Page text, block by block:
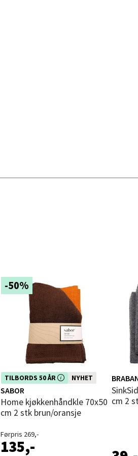
-50%
TILBORDS 50 ÅR
Dette produktet er inkludert i vår
kampanje. Benytt deg av rabatten i
dag!
NYHET
SABOR
Home kjøkkenhåndkle 70x50
cm 2 stk brun/oransje
Førpris 269,-
135,-
SinkSide mikrofiberklut 30x30
cm 2
Langelandsvegen 25,
Molde -
Torget 1, 6413 Molde
Åpent i dag 10-20
Narvik - Thon